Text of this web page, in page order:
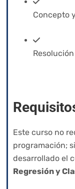
Concepto
Este curso no
programación;
desarrollado el
Regresión y